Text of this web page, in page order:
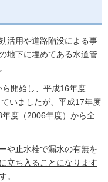
活用や道路陥没による事
地下に埋めてある水道管
開始し、平成16年度
いましたが、平成17年度
年度（2006年度）から全
や止水栓で漏水の有無を
立ち入ることになります
。